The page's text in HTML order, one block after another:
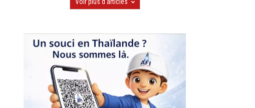
Voir plus d'articles